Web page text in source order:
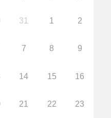
31 1 2
7 8 9
14 15 16
21 22 23